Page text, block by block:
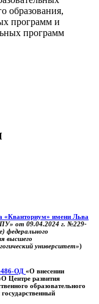
образования,
программ и
программ
«Кванториум» имени Льва
от 09.04.2024 г. №229-
федерального
высшего
университет»)
ОД «О внесении
Центре развития
образовательного